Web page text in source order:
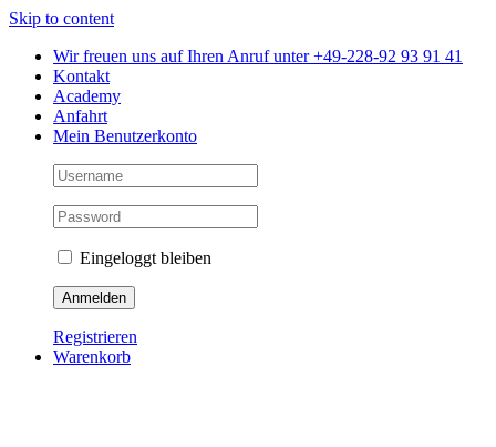
Skip to content
Wir freuen uns auf Ihren Anruf unter +49-228-92 93 91 41
Kontakt
Academy
Anfahrt
Mein Benutzerkonto
Eingeloggt bleiben
Registrieren
Warenkorb